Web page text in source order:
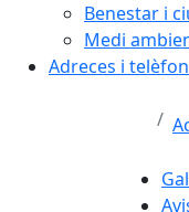
Benestar i
Medi
Adreces i